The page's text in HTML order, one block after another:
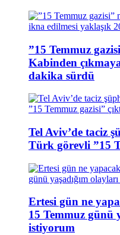
”15 Temmuz
Kabinden
dakika sürdü
Tel Aviv’de taciz
Türk görevli ”15
Ertesi gün ne
15 Temmuz günü
istiyorum